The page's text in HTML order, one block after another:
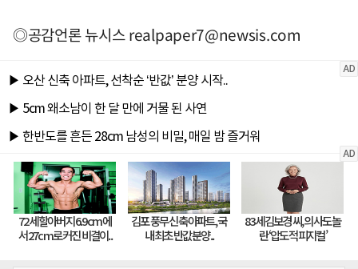
◎공감언론 뉴시스realpaper7@newsis.com